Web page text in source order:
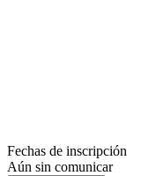
Fechas de inscripción
Aún sin comunicar